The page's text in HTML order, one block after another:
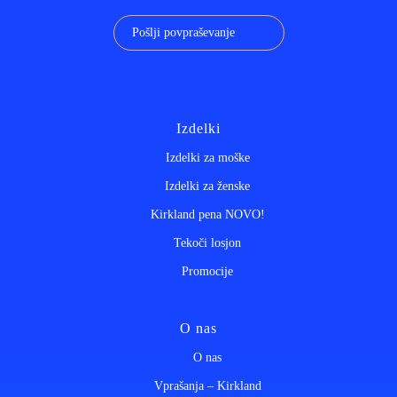
Pošlji povpraševanje
Izdelki
Izdelki za moške
Izdelki za ženske
Kirkland pena NOVO!
Tekoči losjon
Promocije
O nas
O nas
Vprašanja – Kirkland